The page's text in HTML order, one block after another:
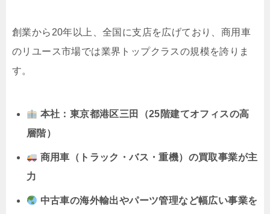
創業から20年以上、全国に支店を広げており、商用車
のリユース市場では業界トップクラスの規模を誇りま
す。
本社：東京都港区三田（25階建てオフィスの高
層階）
商用車（トラック・バス・重機）の買取事業が主
力
中古車の海外輸出やパーツ管理など幅広い事業を